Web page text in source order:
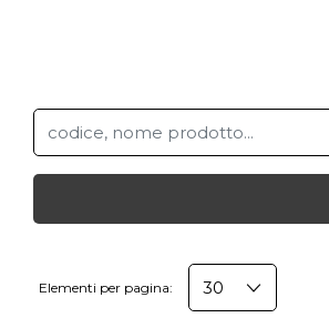
Elementi per pagina: